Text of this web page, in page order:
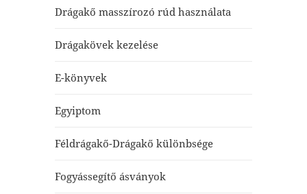
Drágakő masszírozó rúd használata
Drágakövek kezelése
E-könyvek
Egyiptom
Féldrágakő-Drágakő különbsége
Fogyássegítő ásványok